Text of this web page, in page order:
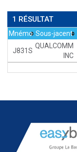
1 RÉSULTAT
Mnémo Sous-jacent
J831S
QUALCOMM
INC